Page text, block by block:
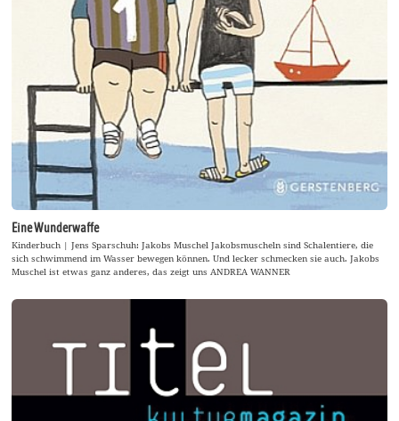
Eine Wunderwaffe
Kinderbuch | Jens Sparschuh: Jakobs Muschel Jakobsmuscheln sind Schalentiere, die
sich schwimmend im Wasser bewegen können. Und lecker schmecken sie auch. Jakobs
Muschel ist etwas ganz anderes, das zeigt uns ANDREA WANNER